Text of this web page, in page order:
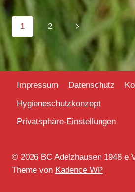
RAITHEN 2
017
Seitennavigation
1 2
Nächste
Seite
Impressum Datenschutz
Hygieneschutzkonzept
Privatsphäre-Einstellungen
© 2026 BC Adelzhausen 1948
Theme von Kadence WP